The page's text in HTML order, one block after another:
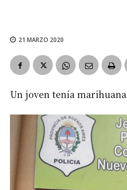
21 MARZO 2020
Un joven tenía marihuana